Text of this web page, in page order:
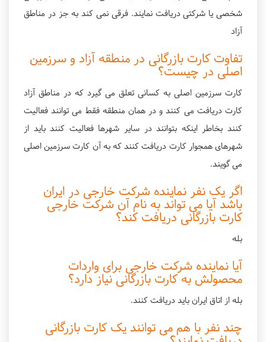
شخصی یا شرکتی دریافت نمایند. فرقی نمی کند به جز در مناطق
آزاد
تفاوت کارت بازرگانی در منطقه آزاد و سرزمین
اصلی در چیست؟
کارت سرزمین اصلی به کسانی تعلق می گیرد که در مناطق آزاد
کارت دریافت می کنند و در همان منطقه فقط می توانند فعالیت
کنند بخاطر اینکه بتوانند در سایر شهرها فعالیت کنند باید از
شهرهای همجوار کارت دریافت کنند که به آن کارت سرزمین اصلی
می گویند.
اگر یک نفر نماینده شرکت خارجی در ایران
باشد آیا می تواند به نام آن شرکت خارجی
کارت بازرگانی دریافت کند؟
بله
آیا نماینده شرکت خارجی برای واردات
محصولش به کارت بازرگانی نیاز دارد؟
بله از اتاق ایران باید دریافت کنند.
چند نفر با هم می توانند یک کارت بازرگانی